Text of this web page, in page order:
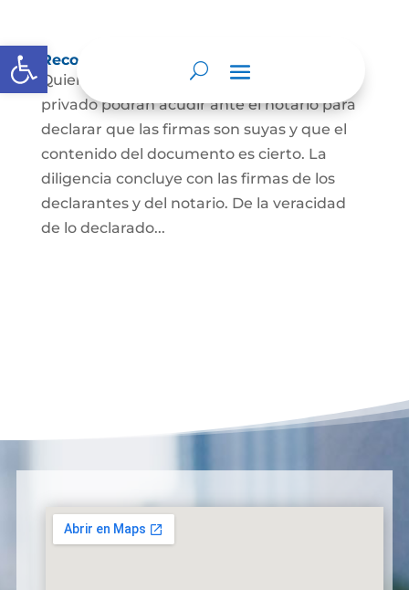
Abrir barra de herramientas
Reconocimiento de firma y contenido
Quienes hayan firmado un documento
privado podrán acudir ante el notario para
declarar que las firmas son suyas y que el
contenido del documento es cierto. La
diligencia concluye con las firmas de los
declarantes y del notario. De la veracidad
de lo declarado...